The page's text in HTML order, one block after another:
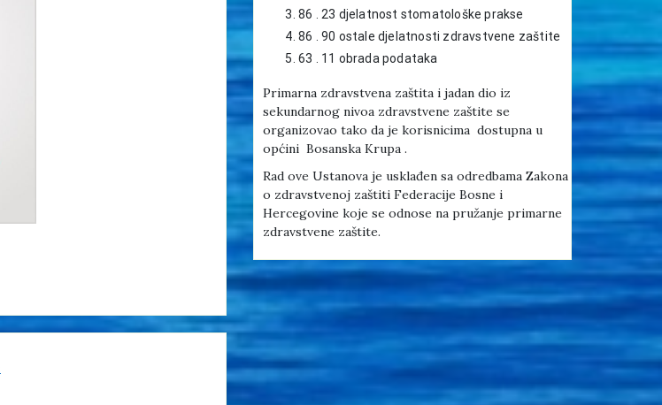
86 . 23 djelatnost stomatološke prakse
86 . 90 ostale djelatnosti zdravstvene zaštite
63 . 11 obrada podataka
Primarna zdravstvena zaštita i jadan dio iz
sekundarnog nivoa zdravstvene zaštite se
organizovao tako da je korisnicima dostupna u
općini Bosanska Krupa .
Rad ove Ustanova je usklađen sa odredbama Zakona
o zdravstvenoj zaštiti Federacije Bosne i
Hercegovine koje se odnose na pružanje primarne
zdravstvene zaštite.